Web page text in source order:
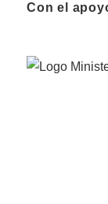
Con el